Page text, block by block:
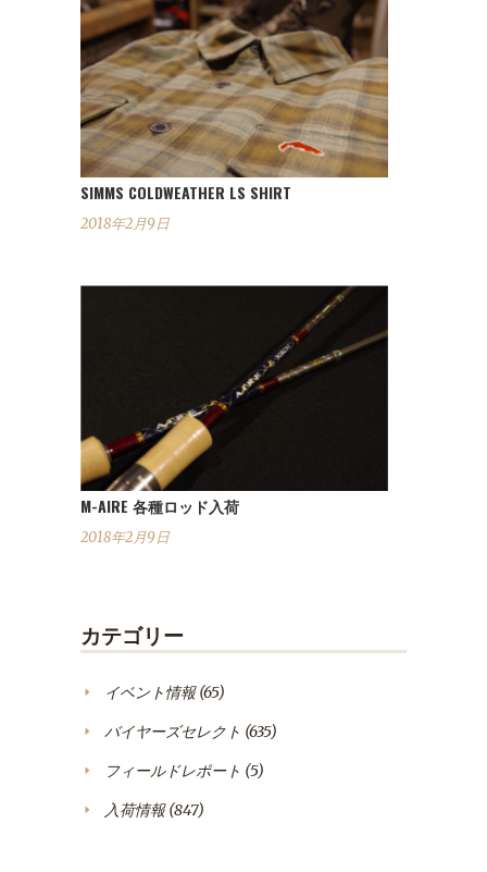
SIMMS COLDWEATHER LS SHIRT
2018年2月9日
M-AIRE 各種ロッド入荷
2018年2月9日
カテゴリー
イベント情報(65)
バイヤーズセレクト (635)
フィールドレポート (5)
入荷情報(847)